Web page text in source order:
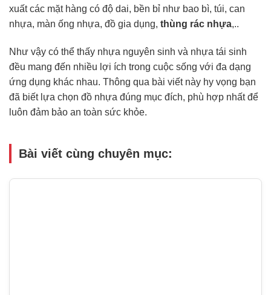
xuất các mặt hàng có độ dai, bền bỉ như bao bì, túi, can
nhựa, màn ống nhựa, đồ gia dụng, thùng rác nhựa,..
Như vậy có thể thấy nhựa nguyên sinh và nhựa tái sinh
đều mang đến nhiều lợi ích trong cuộc sống với đa dạng
ứng dụng khác nhau. Thông qua bài viết này hy vọng bạn
đã biết lựa chọn đồ nhựa đúng mục đích, phù hợp nhất để
luôn đảm bảo an toàn sức khỏe.
Bài viết cùng chuyên mục: